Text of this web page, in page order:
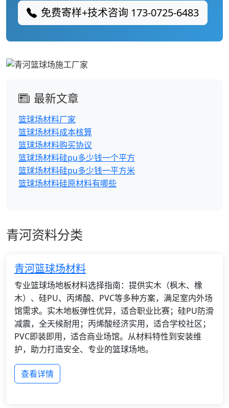
免费寄样+技术咨询 173-0725-6483
最新文章
篮球场材料厂家
篮球场材料成本核算
篮球场材料购买协议
篮球场材料硅pu多少钱一个平方
篮球场材料硅pu多少钱一平方米
篮球场材料硅原材料有哪些
青河资料分类
青河篮球场材料
专业篮球场地板材料选择指南：提供实木（枫木、橡
木）、硅PU、丙烯酸、PVC等多种方案，满足室内外场
馆需求。实木地板弹性优异，适合职业比赛；硅PU防滑
减震，全天候耐用；丙烯酸经济实用，适合学校社区；
PVC即装即用，适合商业场馆。从材料特性到安装维
护，助力打造安全、专业的篮球场地。
查看详情